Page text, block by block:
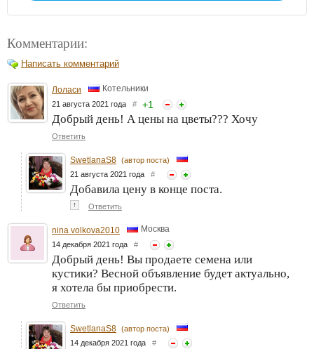
Комментарии:
Написать комментарий
Лоласи Котельники
21 августа 2021 года # +1
Добрый день! А цены на цветы??? Хочу
Ответить
SwetlanaS8 (автор поста)
21 августа 2021 года #
Добавила цену в конце поста.
↑ Ответить
nina volkova2010 Москва
14 декабря 2021 года #
Добрый день! Вы продаете семена или
кустики? Весной объявление будет актуально,
я хотела бы приобрести.
Ответить
SwetlanaS8 (автор поста)
14 декабря 2021 года #